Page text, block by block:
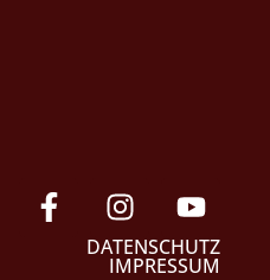
DATENSCHUTZ
IMPRESSUM